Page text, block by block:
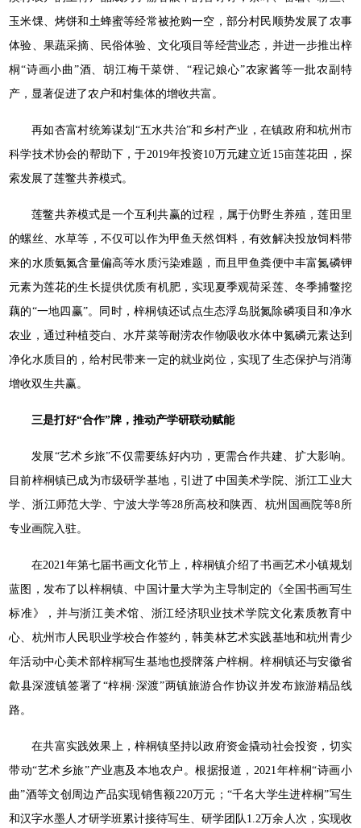
玉米馃、烤饼和土蜂蜜等经常被抢购一空，部分村民顺势发展了农事
体验、果蔬采摘、民俗体验、文化项目等经营业态，并进一步推出梓
桐“诗画小曲”酒、胡江梅干菜饼、“程记娘心”农家酱等一批农副特
产，显著促进了农户和村集体的增收共富。
再如杏富村统筹谋划“五水共治”和乡村产业，在镇政府和杭州市
科学技术协会的帮助下，于2019年投资10万元建立近15亩莲花田，探
索发展了莲鳖共养模式。
莲鳖共养模式是一个互利共赢的过程，属于仿野生养殖，莲田里
的螺丝、水草等，不仅可以作为甲鱼天然饵料，有效解决投放饲料带
来的水质氨氮含量偏高等水质污染难题，而且甲鱼粪便中丰富氮磷钾
元素为莲花的生长提供优质有机肥，实现夏季观荷采莲、冬季捕鳖挖
藕的“一地四赢”。同时，梓桐镇还试点生态浮岛脱氮除磷项目和净水
农业，通过种植茭白、水芹菜等耐涝农作物吸收水体中氮磷元素达到
净化水质目的，给村民带来一定的就业岗位，实现了生态保护与消薄
增收双生共赢。
三是打好“合作”牌，推动产学研联动赋能
发展“艺术乡旅”不仅需要练好内功，更需合作共建、扩大影响。
目前梓桐镇已成为市级研学基地，引进了中国美术学院、浙江工业大
学、浙江师范大学、宁波大学等28所高校和陕西、杭州国画院等8所
专业画院入驻。
在2021年第七届书画文化节上，梓桐镇介绍了书画艺术小镇规划
蓝图，发布了以梓桐镇、中国计量大学为主导制定的《全国书画写生
标准》，并与浙江美术馆、浙江经济职业技术学院文化素质教育中
心、杭州市人民职业学校合作签约，韩美林艺术实践基地和杭州青少
年活动中心美术部梓桐写生基地也授牌落户梓桐。梓桐镇还与安徽省
歙县深渡镇签署了“梓桐·深渡”两镇旅游合作协议并发布旅游精品线
路。
在共富实践效果上，梓桐镇坚持以政府资金撬动社会投资，切实
带动“艺术乡旅”产业惠及本地农户。根据报道，2021年梓桐“诗画小
曲”酒等文创周边产品实现销售额220万元；“千名大学生进梓桐”写生
和汉字水墨人才研学班累计接待写生、研学团队1.2万余人次，实现收